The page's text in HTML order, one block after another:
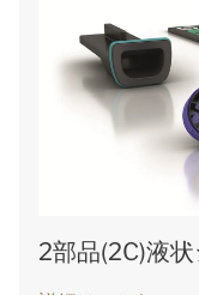
2部品(2C)液